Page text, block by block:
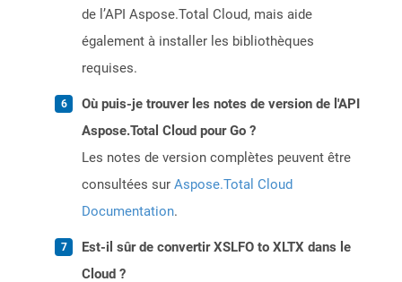
de l’API Aspose.Total Cloud, mais aide
également à installer les bibliothèques
requises.
Où puis-je trouver les notes de version de l'API
Aspose.Total Cloud pour Go ?
Les notes de version complètes peuvent être
consultées sur Aspose.Total Cloud
Documentation.
Est-il sûr de convertir XSLFO to XLTX dans le
Cloud ?